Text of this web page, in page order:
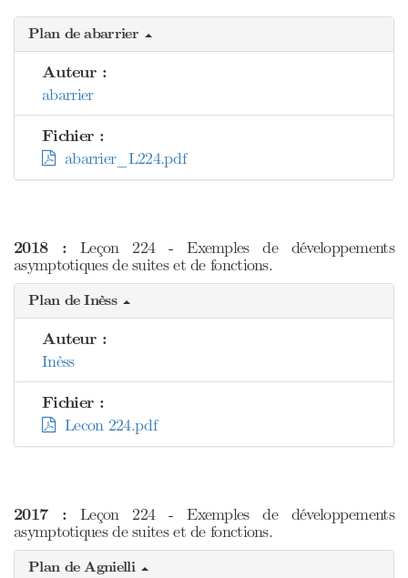
Plan de abarrier
Auteur :
abarrier
Fichier :
abarrier_L224.pdf
2018 : Leçon 224 - Exemples de développements
asymptotiques de suites et de fonctions.
Plan de Inèss
Auteur :
Inèss
Fichier :
Lecon 224.pdf
2017 : Leçon 224 - Exemples de développements
asymptotiques de suites et de fonctions.
Plan de Agnielli